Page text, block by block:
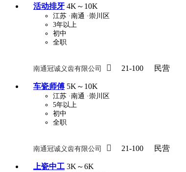
活动排牙 4K～10K
江苏 ·南通 ·崇川区
3年以上
初中
全职
南通冠诚义齿有限公司  21-100
民营
车瓷师傅 5K～10K
江苏 ·南通 ·崇川区
5年以上
初中
全职
南通冠诚义齿有限公司  21-100
民营
上瓷中工 3K～6K